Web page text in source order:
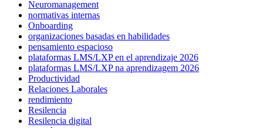
Neuromanagement
normativas internas
Onboarding
organizaciones basadas en habilidades
pensamiento espacioso
plataformas LMS/LXP en el aprendizaje 2026
plataformas LMS/LXP na aprendizagem 2026
Productividad
Relaciones Laborales
rendimiento
Resilencia
Resilencia digital